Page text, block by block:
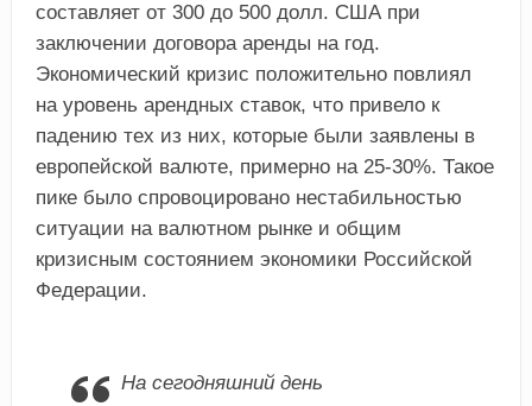
составляет от 300 до 500 долл. США при
заключении договора аренды на год.
Экономический кризис положительно повлиял
на уровень арендных ставок, что привело к
падению тех из них, которые были заявлены в
европейской валюте, примерно на 25-30%. Такое
пике было спровоцировано нестабильностью
ситуации на валютном рынке и общим
кризисным состоянием экономики Российской
Федерации.
На сегодняшний день